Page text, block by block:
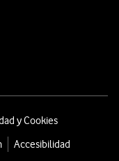
y Cookies
Accesibilidad